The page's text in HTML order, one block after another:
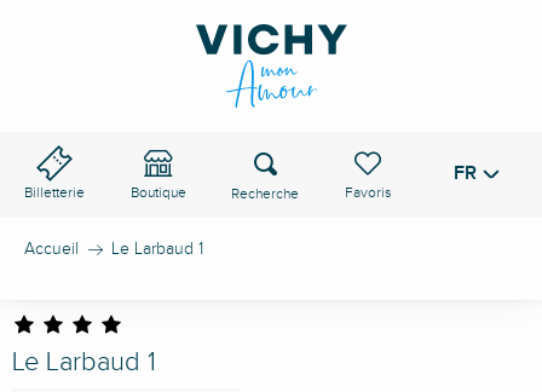
Billetterie Boutique
Voir les favoris
Recherche FR
Accueil Le Larbaud 1
Le Larbaud 1